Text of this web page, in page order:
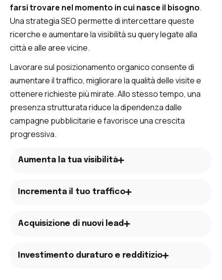
farsi trovare nel momento in cui nasce il bisogno.
Una strategia SEO permette di intercettare queste
ricerche e aumentare la visibilità su query legate alla
città e alle aree vicine.
Lavorare sul posizionamento organico consente di
aumentare il traffico, migliorare la qualità delle visite e
ottenere richieste più mirate. Allo stesso tempo, una
presenza strutturata riduce la dipendenza dalle
campagne pubblicitarie e favorisce una crescita
progressiva.
Aumenta la tua visibilità
Incrementa il tuo traffico
Acquisizione di nuovi lead
Investimento duraturo e redditizio